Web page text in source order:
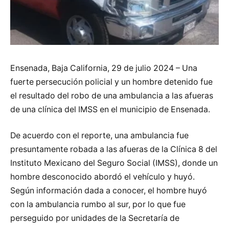
Ensenada, Baja California, 29 de julio 2024 – Una
fuerte persecución policial y un hombre detenido fue
el resultado del robo de una ambulancia a las afueras
de una clínica del IMSS en el municipio de Ensenada.
De acuerdo con el reporte, una ambulancia fue
presuntamente robada a las afueras de la Clínica 8 del
Instituto Mexicano del Seguro Social (IMSS), donde un
hombre desconocido abordó el vehículo y huyó.
Según información dada a conocer, el hombre huyó
con la ambulancia rumbo al sur, por lo que fue
perseguido por unidades de la Secretaría de